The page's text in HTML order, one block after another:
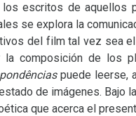
escritos de aquellos
se explora la
del film tal vez sea
composición de los
puede leerse,
de imágenes.
que acerca el